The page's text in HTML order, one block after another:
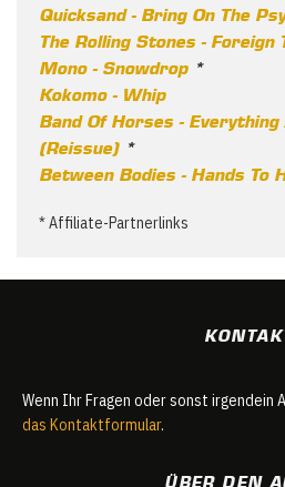
Quicksand - Bring On The
The Rolling Stones - Foreign
Mono - Snowdrop*
Kokomo - Whip
Band Of Horses - Everything
(Reissue) *
Between Bodies - Hands To
* Affiliate-Partnerlinks
Wenn Ihr Fragen oder sonst irgendein
das Kontaktformular.
ÜBER DEN